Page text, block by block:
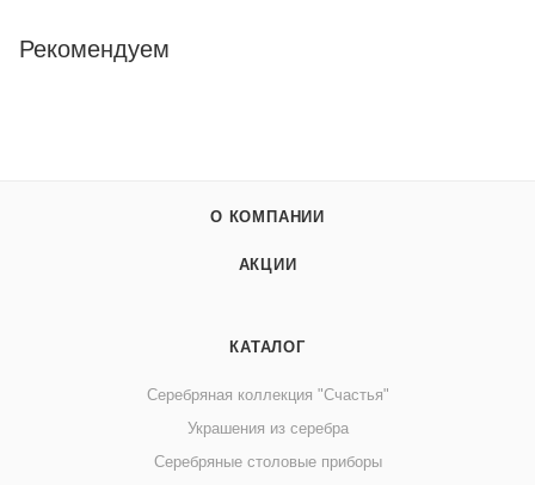
Рекомендуем
О КОМПАНИИ
АКЦИИ
КАТАЛОГ
Серебряная коллекция "Счастья"
Украшения из серебра
Серебряные столовые приборы